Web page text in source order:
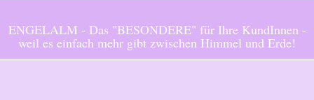
ENGELALM - Das "BESONDERE" für Ihre KundInnen -
weil es einfach mehr gibt zwischen Himmel und Erde!